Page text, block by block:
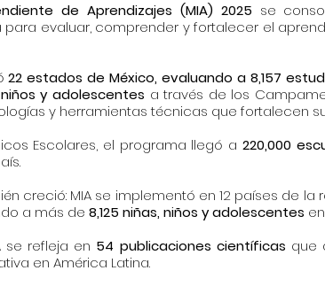
de Aprendizajes (MIA) 2025 se
para evaluar, comprender y fortalecer el
22 estados de México, evaluando a 8,157
niños y adolescentes a través de los
y herramientas técnicas que fortalecen
Escolares, el programa llegó a 220,000
creció: MIA se implementó en 12 países de
a más de 8,125 niñas, niños y adolescentes
se refleja en 54 publicaciones científicas que
en América Latina.